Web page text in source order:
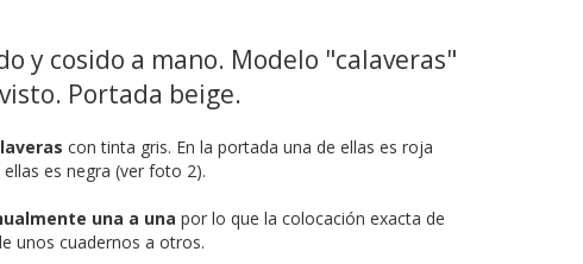
y cosido a mano. Modelo "calaveras"
Portada beige.
con tinta gris. En la portada una de ellas es roja
es negra (ver foto 2).
una a una por lo que la colocación exacta de
unos cuadernos a otros.